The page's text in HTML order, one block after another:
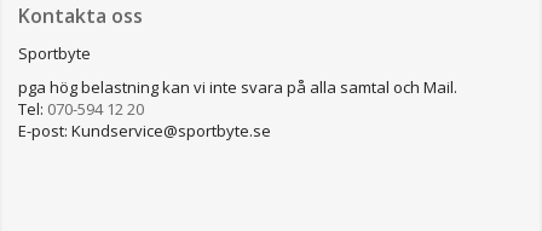
Kontakta oss
Sportbyte
pga hög belastning kan vi inte svara på alla samtal och Mail.
Tel: 070-594 12 20
E-post: Kundservice@sportbyte.se